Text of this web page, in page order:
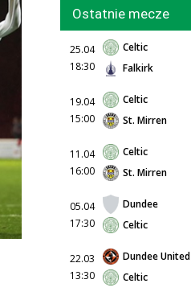
Ostatnie mecze
25.04
18:30
Celtic
Falkirk
19.04
15:00
Celtic
St. Mirren
11.04
16:00
Celtic
St. Mirren
05.04
17:30
Dundee
Celtic
22.03
13:30
Dundee United
Celtic